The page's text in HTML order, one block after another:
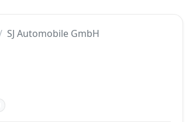
SJ Automobile GmbH